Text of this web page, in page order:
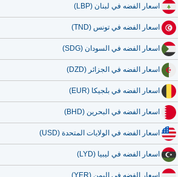
اسعار الفضه في لبنان (LBP)
اسعار الفضه في تونس (TND)
اسعار الفضه في السودان (SDG)
اسعار الفضه في الجزائر (DZD)
اسعار الفضه في بلجيكا (EUR)
اسعار الفضه في البحرين (BHD)
اسعار الفضه في الولايات المتحدة (USD)
اسعار الفضه في ليبيا (LYD)
اسعار الفضه في اليمن (YER)